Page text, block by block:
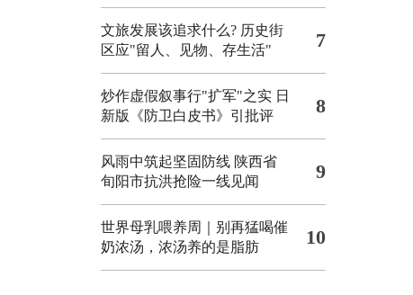
文旅发展该追求什么? 历史街
区应"留人、见物、存生活"
7
炒作虚假叙事行"扩军"之实 日
新版《防卫白皮书》引批评
8
风雨中筑起坚固防线 陕西省
旬阳市抗洪抢险一线见闻
9
世界母乳喂养周｜别再猛喝催
奶浓汤，浓汤养的是脂肪
10